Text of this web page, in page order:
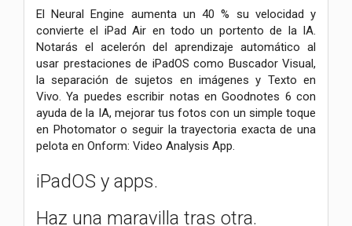
El Neural Engine aumenta un 40 % su velocidad y
convierte el iPad Air en todo un portento de la IA.
Notarás el acelerón del aprendizaje automático al
usar prestaciones de iPadOS como Buscador Visual,
la separación de sujetos en imágenes y Texto en
Vivo. Ya puedes escribir notas en Goodnotes 6 con
ayuda de la IA, mejorar tus fotos con un simple toque
en Photomator o seguir la trayectoria exacta de una
pelota en Onform: Video Analysis App.
iPadOS y apps.
Haz una maravilla tras otra.